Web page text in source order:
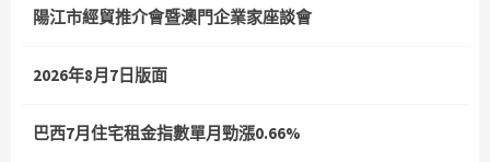
陽江市經貿推介會暨澳門企業家座談會
2026年8月7日版面
巴西7月住宅租金指數單月勁漲0.66%